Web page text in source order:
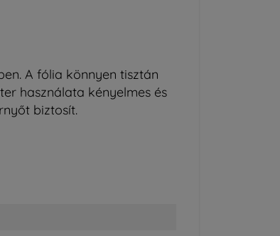
A fólia könnyen tisztán
használata kényelmes és
biztosít.